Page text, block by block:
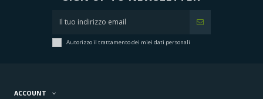
Autorizzo il trattamento dei miei dati personali
ACCOUNT